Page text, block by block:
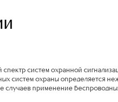
систем охранной
систем охраны определяется
случаев применение